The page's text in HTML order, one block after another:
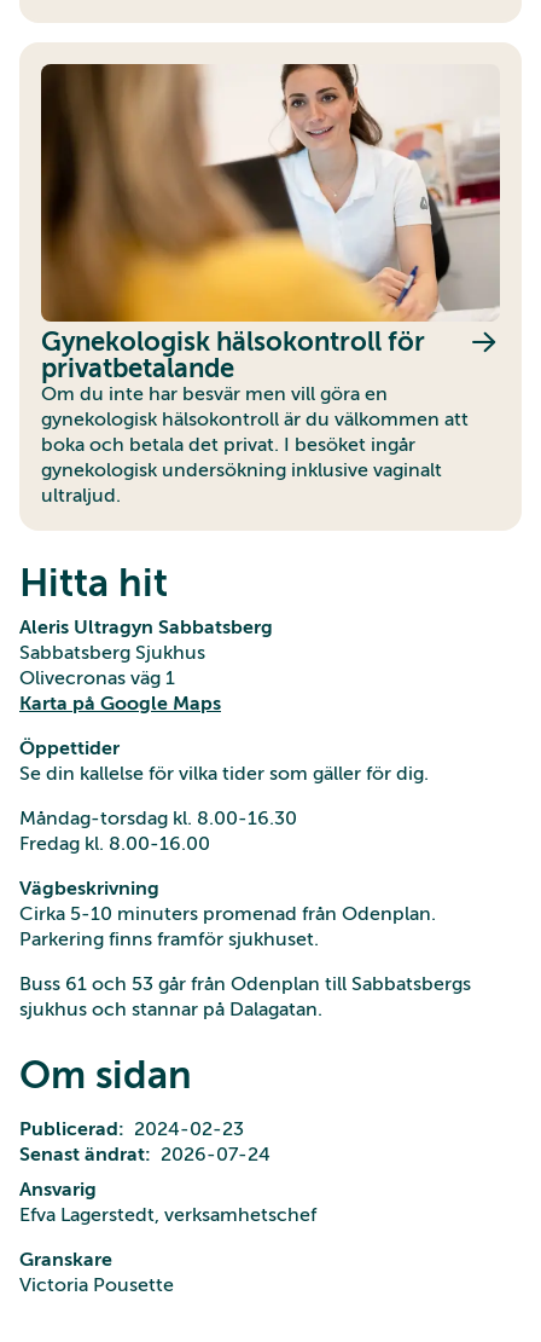
Gynekologisk hälsokontroll för
privatbetalande
Om du inte har besvär men vill göra en
gynekologisk hälsokontroll är du välkommen att
boka och betala det privat. I besöket ingår
gynekologisk undersökning inklusive vaginalt
ultraljud.
Hitta hit
Aleris Ultragyn Sabbatsberg
Sabbatsberg Sjukhus
Olivecronas väg 1
Karta på Google Maps
Öppettider
Se din kallelse för vilka tider som gäller för dig.
Måndag-torsdag kl. 8.00-16.30
Fredag kl. 8.00-16.00
Vägbeskrivning
Cirka 5-10 minuters promenad från Odenplan.
Parkering finns framför sjukhuset.
Buss 61 och 53 går från Odenplan till Sabbatsbergs
sjukhus och stannar på Dalagatan.
Om sidan
Publicerad
2024-02-23
Senast ändrat
2026-07-24
Ansvarig
Efva Lagerstedt, verksamhetschef
Granskare
Victoria Pousette